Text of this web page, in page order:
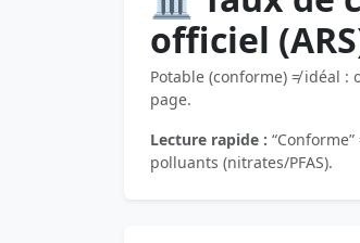
officiel
Potable (conforme) ≠ idéal
page.
Lecture rapide :
polluants (nitrates/PFAS).